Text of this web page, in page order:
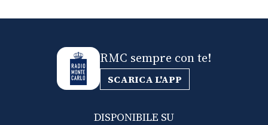
RMC sempre con te!
SCARICA L'APP
DISPONIBILE SU